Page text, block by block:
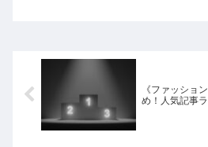
《ファッショ
め！人気記事